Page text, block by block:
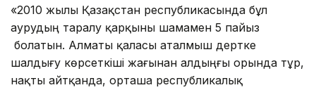
«2010 жылы Қазақстан республикасында бұл
аурудың таралу қарқыны шамамен 5 пайыз
болатын. Алматы қаласы аталмыш дертке
шалдығу көрсеткіші жағынан алдыңғы орында тұр,
нақты айтқанда, орташа республикалық